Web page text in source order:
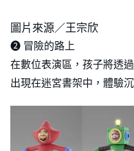
圖片來源／王宗欣
➋ 冒險的路上
在數位表演區，孩子將透
出現在迷宮書架中，體驗